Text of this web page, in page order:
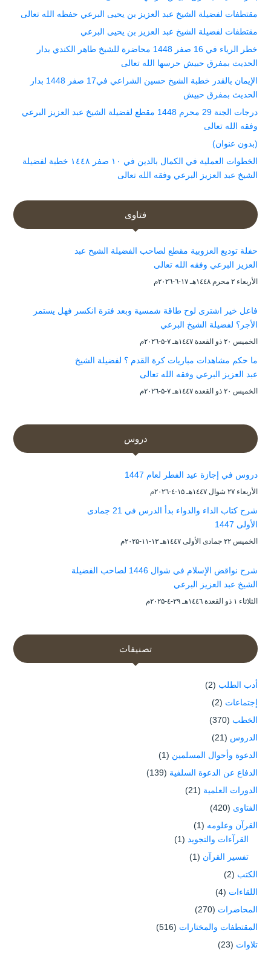
مقتطفات لفضيلة الشيخ عبد العزيز بن يحيى البرعي حفظه الله تعالى
مقتطفات لفضيلة الشيخ عبد العزيز بن يحيى البرعي
خطر الرياء في 16 صفر 1448 محاضرة للشيخ طاهر الكندي بدار
الحديث بمفرق حبيش حرسها الله تعالى
الإيمان بالقدر خطبة الشيخ حسين الشراعي في17 صفر 1448 بدار
الحديث بمفرق حبيش
درجات الجنة 29 محرم 1448 مقطع لفضيلة الشيخ عبد العزيز البرعي
وفقه الله تعالى
(بدون عنوان)
الخطوات العملية في الكمال بالدين في ١٠ صفر ١٤٤٨ خطبة لفضيلة
الشيخ عبد العزيز البرعي وفقه الله تعالى
فتاوى
حفلة توديع العزوبية مقطع لصاحب الفضيلة الشيخ عبد
العزيز البرعي وفقه الله تعالى
الأربعاء ۲ محرم ۱٤٤۸هـ ۱۷-٦-۲۰۲٦م
فاعل خير اشترى لوح طاقة شمسية وبعد فترة انكسر فهل يستمر
الأجر؟ لفضيلة الشيخ البرعي
الخميس ۲۰ ذو القعدة ۱٤٤۷هـ ۷-۵-۲۰۲٦م
ما حكم مشاهدات مباريات كرة القدم ؟ لفضيلة الشيخ
عبد العزيز البرعي وفقه الله تعالى
الخميس ۲۰ ذو القعدة ۱٤٤۷هـ ۷-۵-۲۰۲٦م
دروس
دروس في إجازة عيد الفطر لعام 1447
الأربعاء ۲۷ شوال ۱٤٤۷هـ ۱۵-٤-۲۰۲٦م
شرح كتاب الداء والدواء بدأ الدرس في 21 جمادى
الأولى 1447
الخميس ۲۲ جمادى الأولى ۱٤٤۷هـ ۱۳-۱۱-۲۰۲۵م
شرح نواقض الإسلام في شوال 1446 لصاحب الفضيلة
الشيخ عبد العزيز البرعي
الثلاثاء ۱ ذو القعدة ۱٤٤٦هـ ۲۹-٤-۲۰۲۵م
تصنيفات
أدب الطلب (2)
إجتماعات (2)
الخطب (370)
الدروس (21)
الدعوة وأحوال المسلمين (1)
الدفاع عن الدعوة السلفية (139)
الدورات العلمية (21)
الفتاوى (420)
القرآن وعلومه (1)
القرآءات والتجويد (1)
تفسير القرآن (1)
الكتب (2)
اللقاءات (4)
المحاضرات (270)
المقتطفات والمختارات (516)
تلاوات (23)